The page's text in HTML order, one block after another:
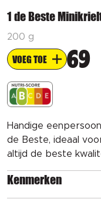
1 de Beste
200 g
VOEG TOE 69
Handige
de Beste, ideaal
altijd de beste
Kenmerken